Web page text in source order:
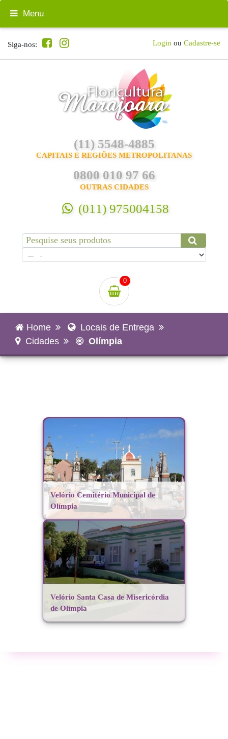
Siga-nos: Login ou Cadastre-se
(11) 5548-4885
CAPITAIS E REGIÕES METROPOLITANAS
0800 010 97 66
OUTRAS CIDADES
(011) 975004158
0
Menu
Home
Locais de Entrega
Cidades
Olímpia
Velório Cemitério Municipal de
Olímpia
Velório Santa Casa de Misericórdia
de Olímpia